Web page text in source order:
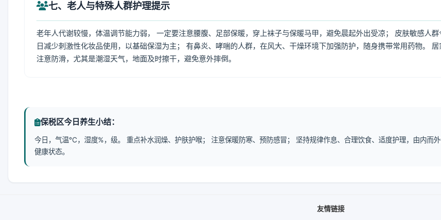
七、老人与特殊人群护理提示
老年人代谢较慢，体温调节能力弱， 一定要注意腰腹、足部保暖，穿上袜子与保暖马甲，避免晨起外出受凉； 皮肤敏感人群
日减少刺激性化妆品使用，以基础保湿为主； 有鼻炎、哮喘的人群，在风大、干燥环境下加强防护，随身携带常用药物。 居
注意防滑，尤其是潮湿天气，地面及时擦干，避免意外摔倒。
保税区今日养生小结：
今日，气温℃，湿度%，级。 重点补水润燥、护肤护喉； 注意保暖防寒、预防感冒； 坚持规律作息、合理饮食、适度护理，由内而
健康状态。
友情链接